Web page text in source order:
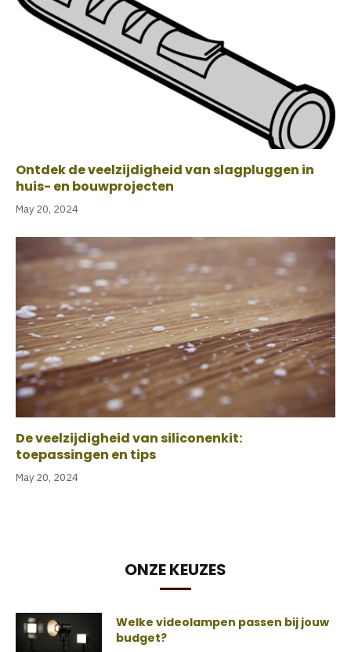
Ontdek de veelzijdigheid van slagpluggen in
huis- en bouwprojecten
May 20, 2024
De veelzijdigheid van siliconenkit:
toepassingen en tips
May 20, 2024
ONZE KEUZES
Welke videolampen passen bij jouw
budget?